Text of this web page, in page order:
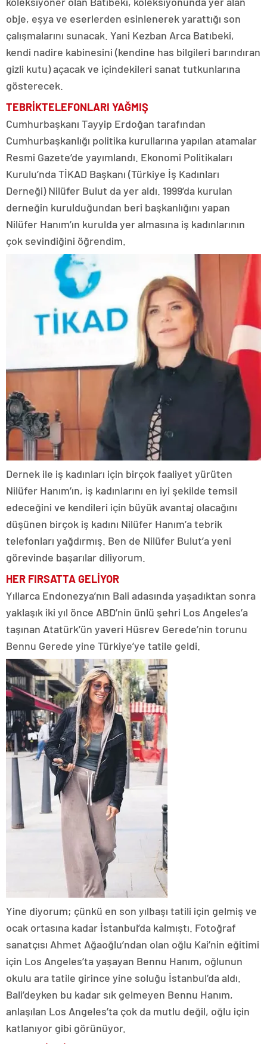
obje, eşya ve eserlerden esinlenerek yarattığı son
çalışmalarını sunacak. Yani Kezban Arca Batıbeki,
kendi nadire kabinesini (kendine has bilgileri barındıran
gizli kutu) açacak ve içindekileri sanat tutkunlarına
gösterecek.
TEBRİKTELEFONLARI YAĞMIŞ
Cumhurbaşkanı Tayyip Erdoğan tarafından
Cumhurbaşkanlığı politika kurullarına yapılan atamalar
Resmi Gazete’de yayımlandı. Ekonomi Politikaları
Kurulu’nda TİKAD Başkanı (Türkiye İş Kadınları
Derneği) Nilüfer Bulut da yer aldı. 1999’da kurulan
derneğin kurulduğundan beri başkanlığını yapan
Nilüfer Hanım’ın kurulda yer almasına iş kadınlarının
çok sevindiğini öğrendim.
Dernek ile iş kadınları için birçok faaliyet yürüten
Nilüfer Hanım’ın, iş kadınlarını en iyi şekilde temsil
edeceğini ve kendileri için büyük avantaj olacağını
düşünen birçok iş kadını Nilüfer Hanım’a tebrik
telefonları yağdırmış. Ben de Nilüfer Bulut’a yeni
görevinde başarılar diliyorum.
HER FIRSATTA GELİYOR
Yıllarca Endonezya’nın Bali adasında yaşadıktan sonra
yaklaşık iki yıl önce ABD’nin ünlü şehri Los Angeles’a
taşınan Atatürk’ün yaveri Hüsrev Gerede’nin torunu
Bennu Gerede yine Türkiye’ye tatile geldi.
Yine diyorum; çünkü en son yılbaşı tatili için gelmiş ve
ocak ortasına kadar İstanbul’da kalmıştı. Fotoğraf
sanatçısı Ahmet Ağaoğlu’ndan olan oğlu Kai’nin eğitimi
için Los Angeles’ta yaşayan Bennu Hanım, oğlunun
okulu ara tatile girince yine soluğu İstanbul’da aldı.
Bali’deyken bu kadar sık gelmeyen Bennu Hanım,
anlaşılan Los Angeles’ta çok da mutlu değil, oğlu için
katlanıyor gibi görünüyor.